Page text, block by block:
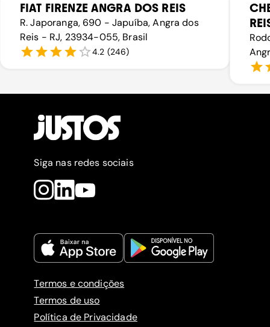
FIAT FIRENZE ANGRA DOS REIS
R. Japoranga, 690 - Japuíba, Angra dos
Reis - RJ, 23934-055, Brasil
4.2 (246)
Siga nas redes sociais
Termos e condições
Termos de uso
Política de Privacidade